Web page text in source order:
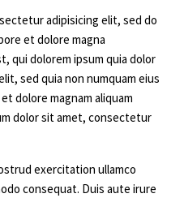
adipisicing elit, sed do
et dolore magna
qui dolorem ipsum quia dolor
sed quia non numquam eius
dolore magnam aliquam
dolor sit amet, consectetur
exercitation ullamco
consequat. Duis aute irure